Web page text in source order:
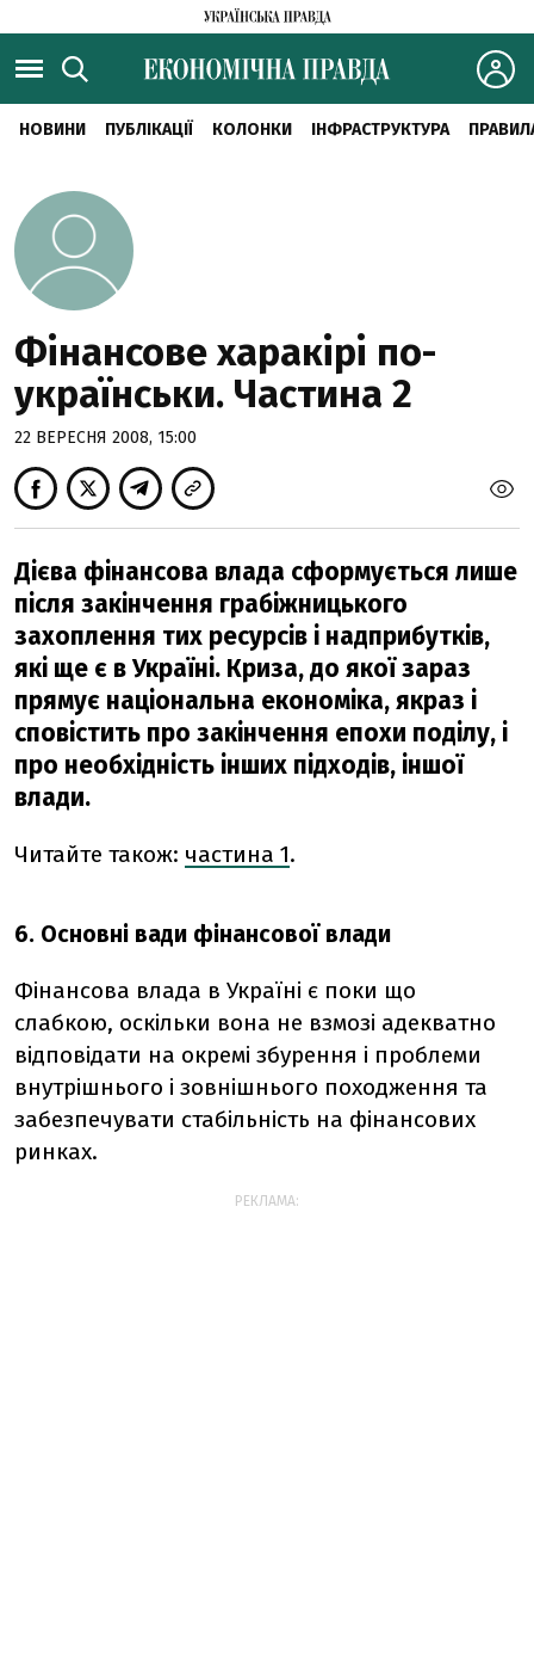
НОВИНИ ПУБЛІКАЦІЇ КОЛОНКИ ІНФРАСТРУКТУРА
Фінансове харакірі по-
українськи. Частина 2
22 ВЕРЕСНЯ 2008, 15:00
Дієва фінансова влада сформується лише
після закінчення грабіжницького
захоплення тих ресурсів і надприбутків,
які ще є в Україні. Криза, до якої зараз
прямує національна економіка, якраз і
сповістить про закінчення епохи поділу, і
про необхідність інших підходів, іншої
влади.
Читайте також: частина 1.
6. Основні вади фінансової влади
Фінансова влада в Україні є поки що
слабкою, оскільки вона не взмозі адекватно
відповідати на окремі збурення і проблеми
внутрішнього і зовнішнього походження та
забезпечувати стабільність на фінансових
ринках.
РЕКЛАМА: